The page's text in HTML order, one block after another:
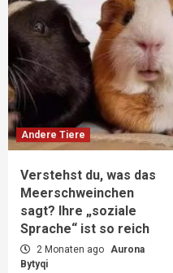
Andere Tiere
Verstehst du, was das
Meerschweinchen
sagt? Ihre „soziale
Sprache“ ist so reich
2 Monaten ago Aurona
Bytyqi